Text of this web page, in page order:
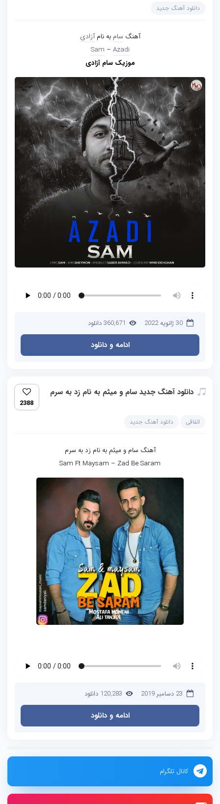
دانلود آهنگ جدید
آهنگ سام به نامآزادی
Sam – Azadi
موزیک سام آزادی
30 ژانویه 2022 360,671 دانلود
ادامه و دانلود
دانلود آهنگ جدید سام و میثم به نام زد به سرم
2388
اتفاقی دانلود آهنگ جدید
آهنگ سام و میثم به نام زد به سرم
Sam Ft Maysam – Zad Be Saram
23 دسامبر 2019 120,283 دانلود
ادامه و دانلود
کانال تلگرام